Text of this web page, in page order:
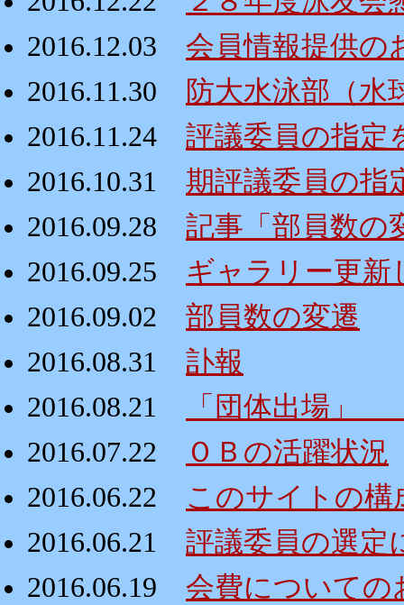
2016.12.03
会員情報提供の
2016.11.30
防大水泳部（水
2016.11.24
評議委員の指定
2016.10.31
期評議委員の指
2016.09.28
記事「部員数の
2016.09.25
ギャラリー更新
2016.09.02
部員数の変遷
2016.08.31
訃報
2016.08.21
「団体出場
2016.07.22
ＯＢの活躍状況
2016.06.22
このサイトの構
2016.06.21
評議委員の選定
2016.06.19
会費についての